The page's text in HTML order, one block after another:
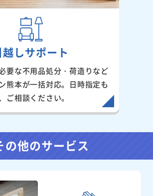
越しサポート
要な不用品処分・荷造りなど
熊本が一括対応。日時指定も
ご相談ください。
の他のサービス